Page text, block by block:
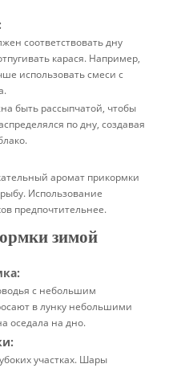
соответствовать дну
карася. Например,
использовать смеси с
быть рассыпчатой, чтобы
по дну, создавая
аромат прикормки
Использование
предпочтительнее.
зимой
с небольшим
в лунку небольшими
оседала на дно.
участках. Шары